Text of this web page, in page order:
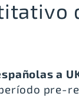
a
pre-